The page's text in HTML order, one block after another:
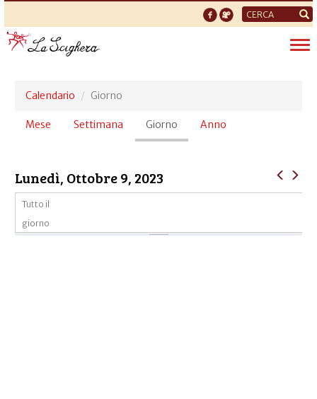
Form
di
ricerca
Calendario Giorno
Schede
Mese Settimana Giorno (scheda
attiva)
Anno
Lunedì, Ottobre 9, 2023
Tutto il
giorno